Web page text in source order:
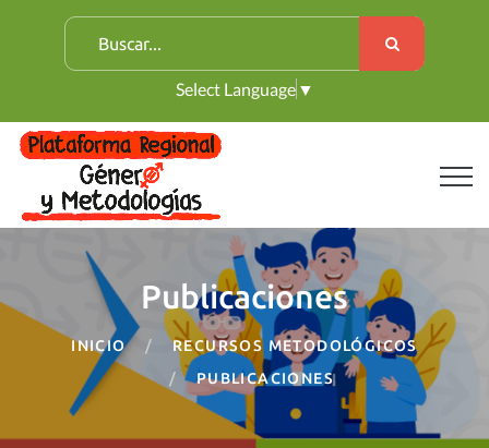
B
u
c
a
r
:
Select Language ▼
Publicaciones
INICIO
RECURSOS METODOLÓGICOS
PUBLICACIONES